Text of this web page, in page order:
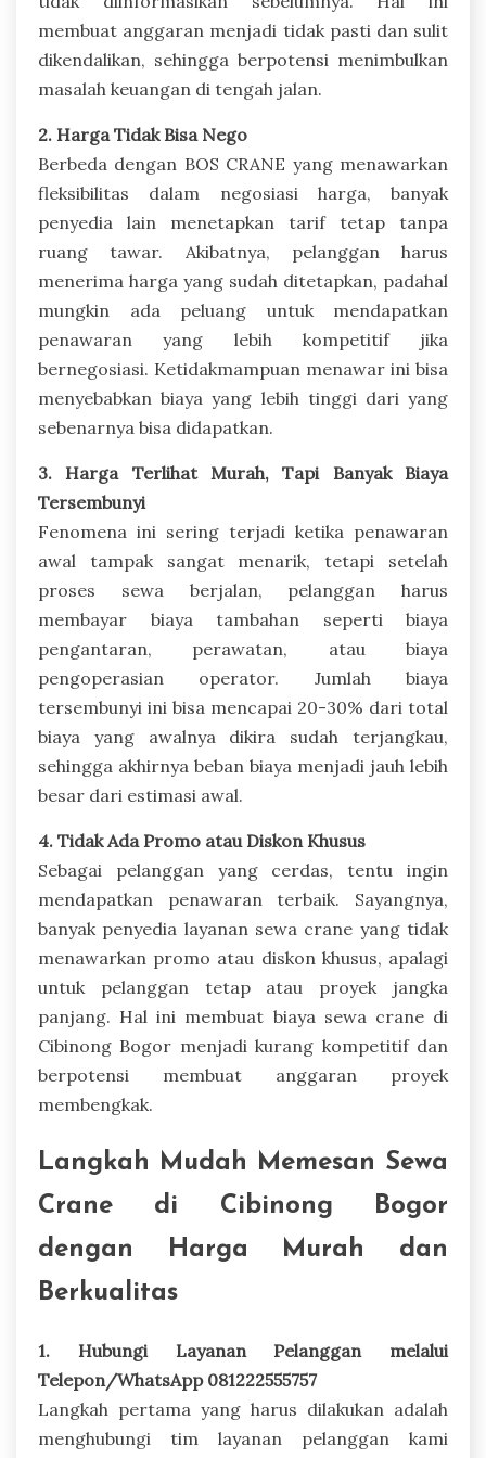
membuat anggaran menjadi tidak pasti dan sulit
dikendalikan, sehingga berpotensi menimbulkan
masalah keuangan di tengah jalan.
2. Harga Tidak Bisa Nego
Berbeda dengan BOS CRANE yang menawarkan
fleksibilitas dalam negosiasi harga, banyak
penyedia lain menetapkan tarif tetap tanpa
ruang tawar. Akibatnya, pelanggan harus
menerima harga yang sudah ditetapkan, padahal
mungkin ada peluang untuk mendapatkan
penawaran yang lebih kompetitif jika
bernegosiasi. Ketidakmampuan menawar ini bisa
menyebabkan biaya yang lebih tinggi dari yang
sebenarnya bisa didapatkan.
3. Harga Terlihat Murah, Tapi Banyak Biaya
Tersembunyi
Fenomena ini sering terjadi ketika penawaran
awal tampak sangat menarik, tetapi setelah
proses sewa berjalan, pelanggan harus
membayar biaya tambahan seperti biaya
pengantaran, perawatan, atau biaya
pengoperasian operator. Jumlah biaya
tersembunyi ini bisa mencapai 20-30% dari total
biaya yang awalnya dikira sudah terjangkau,
sehingga akhirnya beban biaya menjadi jauh lebih
besar dari estimasi awal.
4. Tidak Ada Promo atau Diskon Khusus
Sebagai pelanggan yang cerdas, tentu ingin
mendapatkan penawaran terbaik. Sayangnya,
banyak penyedia layanan sewa crane yang tidak
menawarkan promo atau diskon khusus, apalagi
untuk pelanggan tetap atau proyek jangka
panjang. Hal ini membuat biaya sewa crane di
Cibinong Bogor menjadi kurang kompetitif dan
berpotensi membuat anggaran proyek
membengkak.
Langkah Mudah Memesan Sewa
Crane di Cibinong Bogor
dengan Harga Murah dan
Berkualitas
1. Hubungi Layanan Pelanggan melalui
Telepon/WhatsApp 081222555757
Langkah pertama yang harus dilakukan adalah
menghubungi tim layanan pelanggan kami